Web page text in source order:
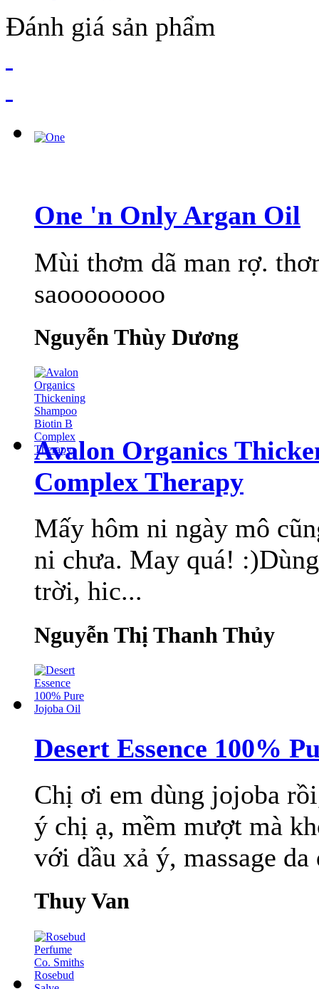
Đánh giá sản phẩm
One 'n Only Argan Oil
Mùi thơm dã man rợ.
saoooooooo
Nguyễn Thùy Dương
Avalon Organics
Complex Therapy
Mấy hôm ni ngày mô
ni chưa. May quá!
trời, hic...
Nguyễn Thị Thanh Thủy
Desert Essence 100%
Chị ơi em dùng jojoba
ý chị ạ, mềm mượt mà
với dầu xả ý, massage
Thuy Van